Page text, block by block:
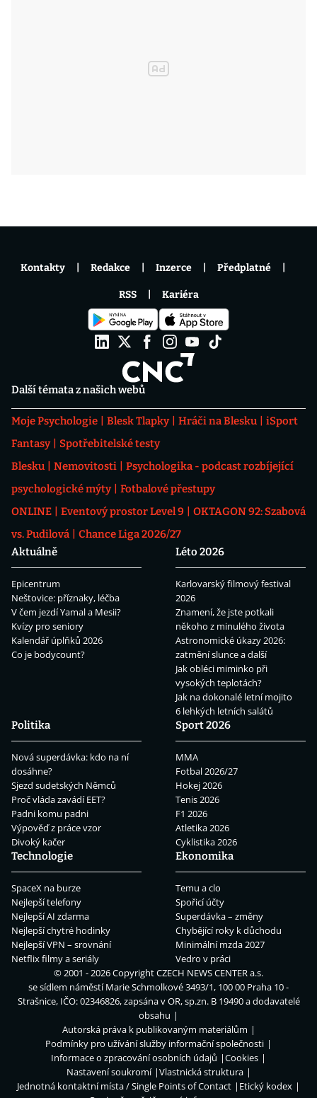
Další témata z našich webů
Moje Psychologie Blesk Tlapky Hráči na Blesku
iSport
Fantasy
Spotřebitelské testy
Blesku
Nemovitosti
Psychologika - podcast rozbíjející
psychologické mýty
Fotbalové přestupy
ONLINE
Eventový prostor Level 9
OKTAGON 92: Szabová
vs. Pudilová
Chance Liga 2026/27
Aktuálně
Epicentrum
Neštovice: příznaky, léčba
V čem jezdí Yamal a Mesii?
Kvízy pro seniory
Kalendář úplňků 2026
Co je bodycount?
Léto 2026
Karlovarský filmový festival
2026
Znamení, že jste potkali
někoho z minulého života
Astronomické úkazy 2026:
zatmění slunce a další
Jak obléci miminko při
vysokých teplotách?
Jak na dokonalé letní mojito
6 lehkých letních salátů
Politika
Nová superdávka: kdo na ní
dosáhne?
Sjezd sudetských Němců
Proč vláda zavádí EET?
Padni komu padni
Výpověď z práce vzor
Divoký kačer
Sport 2026
MMA
Fotbal 2026/27
Hokej 2026
Tenis 2026
F1 2026
Atletika 2026
Cyklistika 2026
Technologie
SpaceX na burze
Nejlepší telefony
Nejlepší AI zdarma
Nejlepší chytré hodinky
Nejlepší VPN – srovnání
Netflix filmy a seriály
Ekonomika
Temu a clo
Spořicí účty
Superdávka – změny
Chybějící roky k důchodu
Minimální mzda 2027
Vedro v práci
Kontakty Redakce Inzerce Předplatné
RSS Kariéra
© 2001 - 2026 CopyrightCZECH NEWS CENTER a.s.
se sídlem náměstí Marie Schmolkové 3493/1, 100 00 Praha 10 -
Strašnice, IČO: 02346826, zapsána v OR, sp.zn. B 19490 a dodavatelé
obsahu
Autorská práva k publikovaným materiálům
Podmínky pro užívání služby informační společnosti
Informace o zpracování osobních údajů
Cookies
Nastavení soukromí
Vlastnická struktura
Jednotná kontaktní místa / Single Points of Contact
Etický kodex